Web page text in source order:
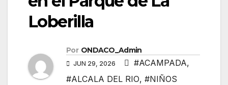
Loberilla
Por ONDACO_Admin
JUN 29, 2026 #ACAMPADA,
#ALCALA DEL RIO, #NIÑOS